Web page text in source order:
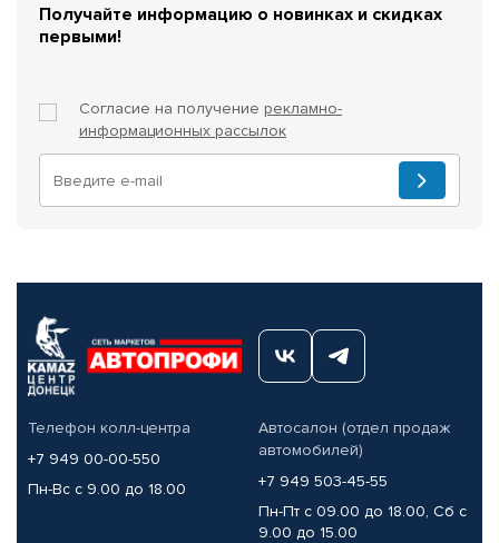
Получайте информацию о новинках и скидках
первыми!
Согласие на получение рекламно-
информационных рассылок
Телефон колл-центра
+7 949 00-00-550
Пн-Вс с 9.00 до 18.00
Автосалон (отдел продаж
автомобилей)
+7 949 503-45-55
Пн-Пт с 09.00 до 18.00, Сб с
9.00 до 15.00